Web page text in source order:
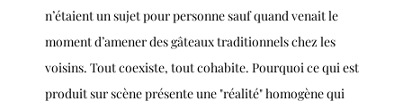
n’étaient un sujet pour personne sauf quand venait le
moment d’amener des gâteaux traditionnels chez les
voisins. Tout coexiste, tout cohabite. Pourquoi ce qui est
produit sur scène présente une "réalité" homogène qui